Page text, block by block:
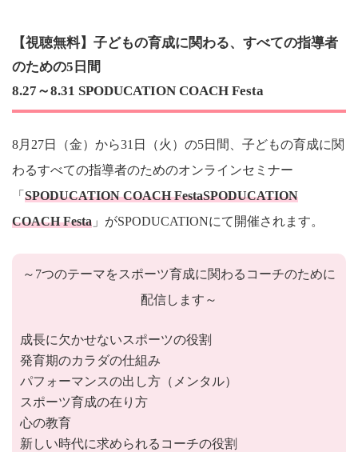
【視聴無料】子どもの育成に関わる、すべての指導者
のための5日間
8.27～8.31 SPODUCATION COACH Festa
8月27日（金）から31日（火）の5日間、子どもの育成に関
わるすべての指導者のためのオンラインセミナー
「 SPODUCATION COACH FestaSPODUCATION
COACH Festa 」がSPODUCATIONにて開催されます。
～7つのテーマをスポーツ育成に関わるコーチのために
配信します～
成長に欠かせないスポーツの役割
発育期のカラダの仕組み
パフォーマンスの出し方（メンタル）
スポーツ育成の在り方
心の教育
新しい時代に求められるコーチの役割